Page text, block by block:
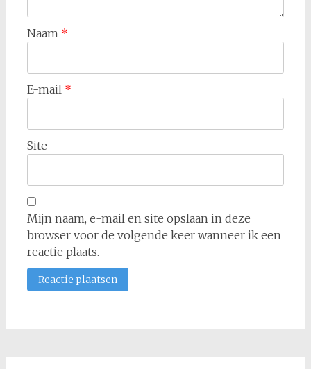
Naam *
E-mail *
Site
Mijn naam, e-mail en site opslaan in deze
browser voor de volgende keer wanneer ik een
reactie plaats.